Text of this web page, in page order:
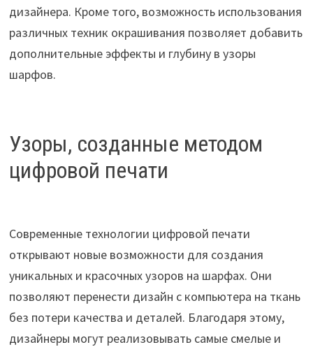
дизайнера. Кроме того, возможность использования
различных техник окрашивания позволяет добавить
дополнительные эффекты и глубину в узоры
шарфов.
Узоры, созданные методом
цифровой печати
Современные технологии цифровой печати
открывают новые возможности для создания
уникальных и красочных узоров на шарфах. Они
позволяют перенести дизайн с компьютера на ткань
без потери качества и деталей. Благодаря этому,
дизайнеры могут реализовывать самые смелые и